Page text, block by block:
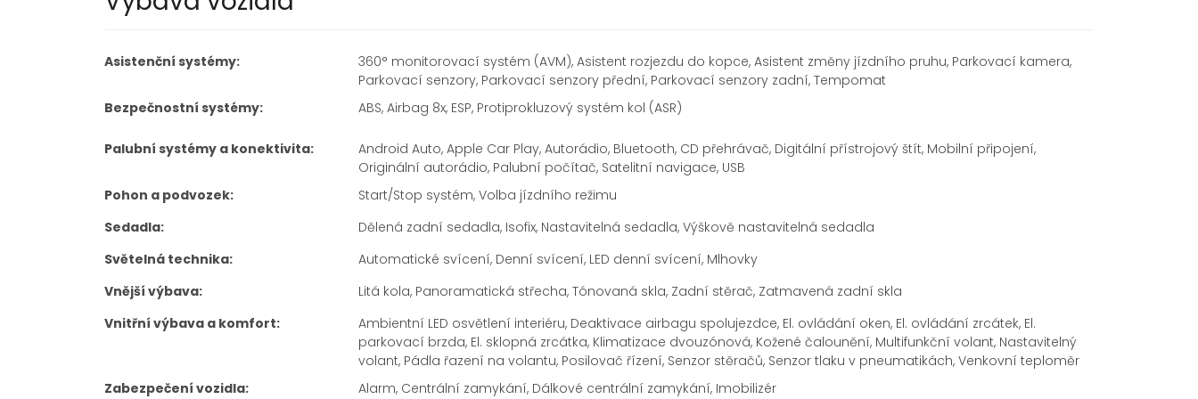
Asistenční systémy:
360° monitorovací systém (AVM), Asistent rozjezdu do kopce, Asistent změny jízdního pruhu, Parkovací kamera,
Parkovací senzory, Parkovací senzory přední, Parkovací senzory zadní, Tempomat
Bezpečnostní systémy:
ABS, Airbag 8x, ESP, Protiprokluzový systém kol (ASR)
Palubní systémy a konektivita:
Android Auto, Apple Car Play, Autorádio, Bluetooth, CD přehrávač, Digitální přístrojový štít, Mobilní připojení,
Originální autorádio, Palubní počítač, Satelitní navigace, USB
Pohon a podvozek:
Start/Stop systém, Volba jízdního režimu
Sedadla:
Dělená zadní sedadla, Isofix, Nastavitelná sedadla, Výškově nastavitelná sedadla
Světelná technika:
Automatické svícení, Denní svícení, LED denní svícení, Mlhovky
Vnější výbava:
Litá kola, Panoramatická střecha, Tónovaná skla, Zadní stěrač, Zatmavená zadní skla
Vnitřní výbava a komfort:
Ambientní LED osvětlení interiéru, Deaktivace airbagu spolujezdce, El. ovládání oken, El. ovládání zrcátek, El.
parkovací brzda, El. sklopná zrcátka, Klimatizace dvouzónová, Kožené čalounění, Multifunkční volant, Nastavitelný
volant, Pádla řazení na volantu, Posilovač řízení, Senzor stěračů, Senzor tlaku v pneumatikách, Venkovní teploměr
Zabezpečení vozidla:
Alarm, Centrální zamykání, Dálkové centrální zamykání, Imobilizér